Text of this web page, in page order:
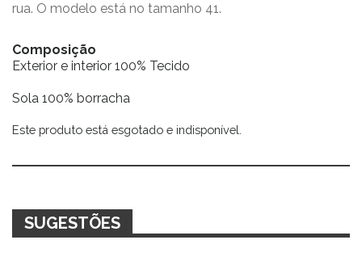
rua. O modelo está no tamanho 41.
Composição
Exterior e interior 100% Tecido
Sola 100% borracha
Este produto está esgotado e indisponível.
Alternative:
SUGESTÕES